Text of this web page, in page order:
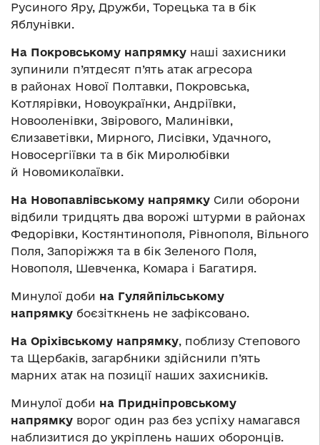
Русиного Яру, Дружби, Торецька та в бік
Яблунівки.
На Покровському напрямку наші захисники
зупинили п’ятдесят п’ять атак агресора
в районах Нової Полтавки, Покровська,
Котлярівки, Новоукраїнки, Андріївки,
Новооленівки, Звірового, Малинівки,
Єлизаветівки, Мирного, Лисівки, Удачного,
Новосергіївки та в бік Миролюбівки
й Новомиколаївки.
На Новопавлівському напрямку Сили оборони
відбили тридцять два ворожі штурми в районах
Федорівки, Костянтинополя, Рівнополя, Вільного
Поля, Запоріжжя та в бік Зеленого Поля,
Новополя, Шевченка, Комара і Багатиря.
Минулої доби на Гуляйпільському
напрямку боєзіткнень не зафіксовано.
На Оріхівському напрямку, поблизу Степового
та Щербаків, загарбники здійснили п’ять
марних атак на позиції наших захисників.
Минулої доби на Придніпровському
напрямку ворог один раз без успіху намагався
наблизитися до укріплень наших оборонців.